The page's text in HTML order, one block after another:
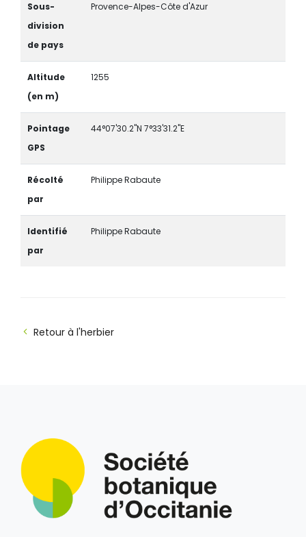
Sous-
division
de pays
Provence-Alpes-Côte d'Azur
Altitude
(en m)
1255
Pointage
GPS
44°07'30.2"N 7°33'31.2"E
Récolté
par
Philippe Rabaute
Identifié
par
Philippe Rabaute
Retour à l'herbier